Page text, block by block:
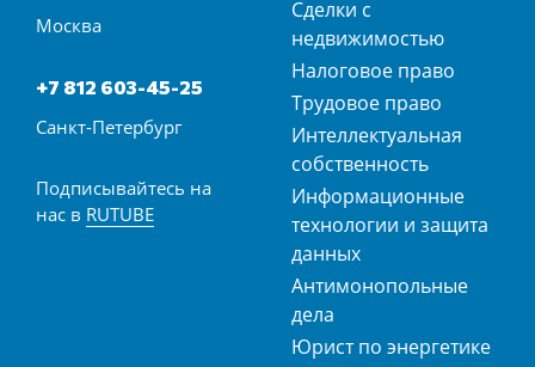
Москва
+7 812 603-45-25
Санкт-Петербург
Подписывайтесь на
нас в RUTUBE
Сделки с
недвижимостью
Налоговое право
Трудовое право
Интеллектуальная
собственность
Информационные
технологии и защита
данных
Антимонопольные
дела
Юрист по энергетике